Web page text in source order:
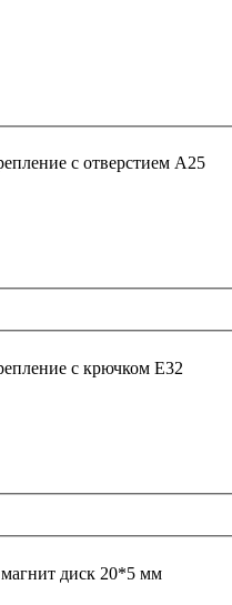
с отверстием А25
с крючком E32
диск 20*5 мм